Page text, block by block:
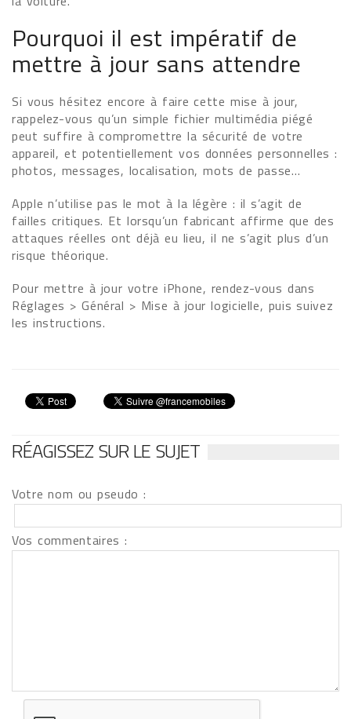
Pourquoi il est impératif de
mettre à jour sans attendre
Si vous hésitez encore à faire cette mise à jour,
rappelez-vous qu’un simple fichier multimédia piégé
peut suffire à compromettre la sécurité de votre
appareil, et potentiellement vos données personnelles :
photos, messages, localisation, mots de passe…
Apple n’utilise pas le mot à la légère : il s’agit de
failles critiques. Et lorsqu’un fabricant affirme que des
attaques réelles ont déjà eu lieu, il ne s’agit plus d’un
risque théorique.
Pour mettre à jour votre iPhone, rendez-vous dans
Réglages > Général > Mise à jour logicielle, puis suivez
les instructions.
RÉAGISSEZ SUR LE SUJET
Votre nom ou pseudo :
Vos commentaires :